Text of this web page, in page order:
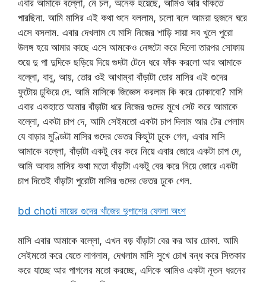
এবার আমাকে বল্লো, নে চল, অনেক হয়েছে, আমিও আর থাকতে
পারছিনা. আমি মাসির এই কথা শুনে বললাম, চলো বলে আমরা দুজনে ঘরে
এসে বসলাম. এবার দেখলাম যে মাসি নিজের শাড়ি সায়া সব খুলে পুরো
উলঙ্গ হয়ে আমার কাছে এসে আমকেও নেঙ্গটো করে দিলো তারপর সোফায়
শুয়ে দু পা দুদিকে ছড়িয়ে দিয়ে গুদটা টেনে ধরে ফাঁক করলো আর আমাকে
বল্লো, বাবু, আয়, তোর ওই আখাম্বা বাঁড়াটা তোর মাসির এই গুদের
ফুটোয় ঢুকিয়ে দে. আমি মাসিকে জিজ্ঞেস করলাম কি করে ঢোকাবো? মাসি
এবার একহাতে আমার বাঁড়াটা ধরে নিজের গুদের মুখে সেট করে আমাকে
বল্লো, একটা চাপ দে, আমি সেইমতো একটা চাপ দিলাম আর টের পেলাম
যে বাড়ার মুণ্ডিটা মাসির গুদের ভেতর কিছুটা ঢুকে গেল, এবার মাসি
আমাকে বল্লো, বাঁড়াটা একটু বের করে নিয়ে এবার জোরে একটা চাপ দে,
আমি আবার মাসির কথা মতো বাঁড়াটা একটু বের করে নিয়ে জোরে একটা
চাপ দিতেই বাঁড়াটা পুরোটা মাসির গুদের ভেতর ঢুকে গেল.
bd choti মায়ের গুদের খাঁজের দুপাশের ফোলা অংশ
মাসি এবার আমাকে বল্লো, এখন বড় বাঁড়াটা বের কর আর ঢোকা. আমি
সেইমতো করে যেতে লাগলাম, দেখলাম মাসি সুখে চোখ বন্ধ করে সিতকার
করে যাচ্ছে আর পাগলের মতো করচ্ছে, এদিকে আমিও একটা নূতন ধরনের